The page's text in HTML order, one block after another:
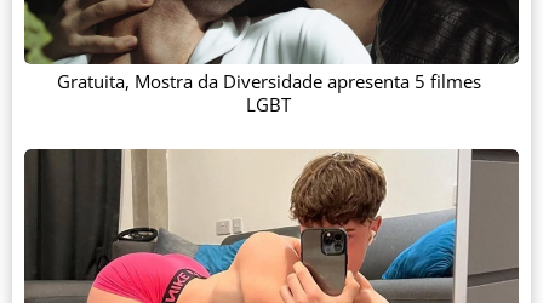
Gratuita, Mostra da Diversidade apresenta 5 filmes
LGBT